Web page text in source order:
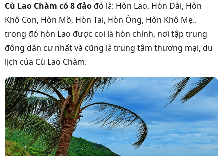
Cù Lao Chàm có 8 đảođó là: Hòn Lao, Hòn Dài, Hòn
Khô Con, Hòn Mồ, Hòn Tai, Hòn Ông, Hòn Khô Mẹ..
trong đó hòn Lao được coi là hòn chính, nơi tập trung
đông dân cư nhất và cũng là trung tâm thương mại, du
lịch của Cù Lao Chàm.